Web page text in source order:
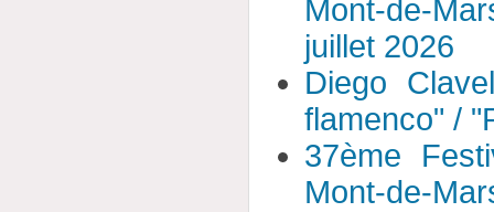
Mont-de-
juillet 2026
Diego
flamenco" /
37ème
Mont-de-